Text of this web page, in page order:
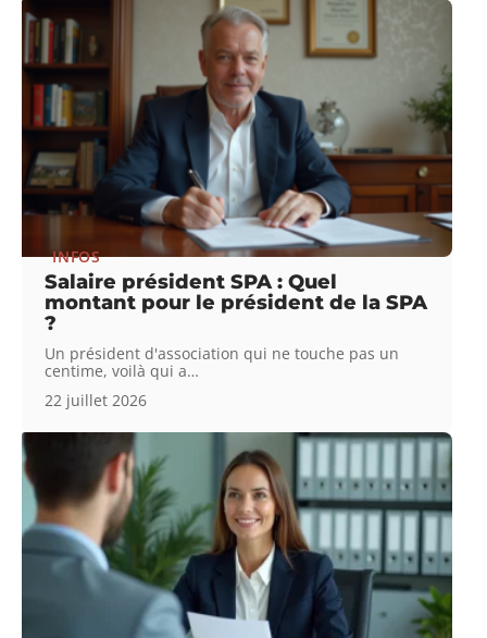
INFOS
Salaire président SPA : Quel
montant pour le président de la SPA
?
Un président d'association qui ne touche pas un
centime, voilà qui a…
22 juillet 2026